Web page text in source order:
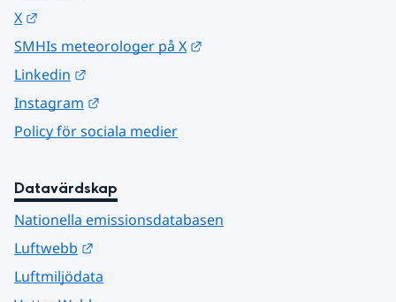
X
SMHIs meteorologer på X
Linkedin
Instagram
Policy för sociala medier
Datavärdskap
Nationella emissionsdatabasen
Luftwebb
Luftmiljödata